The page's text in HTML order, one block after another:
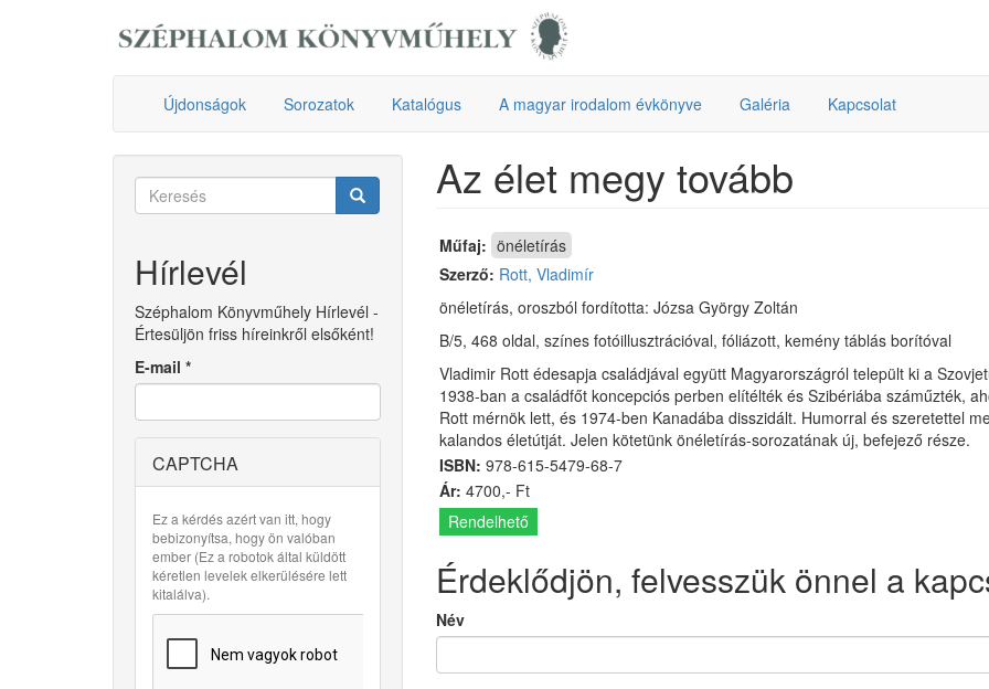
Újdonságok Sorozatok Katalógus A magyar irodalom évkönyve Galéria Kapcsolat
Keresés
Hírlevél
Széphalom Könyvműhely Hírlevél -
Értesüljön friss híreinkről elsőként!
E-mail *
CAPTCHA
Ez a kérdés azért van itt, hogy
bebizonyítsa, hogy ön valóban
ember (Ez a robotok által küldött
kéretlen levelek elkerülésére lett
kitalálva).
Az élet megy tovább
Műfaj: önéletírás
Szerző: Rott, Vladimír
önéletírás, oroszból fordította: Józsa György Zoltán
B/5, 468 oldal, színes fotóillusztrációval, fóliázott, kemény táblás borítóval
Vladimir Rott édesapja családjával együtt Magyarországról települt ki a
1938-ban a családfőt koncepciós perben elítélték és Szibériába száműzték,
Rott mérnök lett, és 1974-ben Kanadába disszidált. Humorral és szeretettel
kalandos életútját. Jelen kötetünk önéletírás-sorozatának új, befejező része.
ISBN: 978-615-5479-68-7
Ár: 4700,- Ft
Rendelhető
Érdeklődjön, felvesszük önnel a
Név